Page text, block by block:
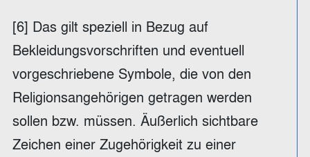
[6] Das gilt speziell in Bezug auf
Bekleidungsvorschriften und eventuell
vorgeschriebene Symbole, die von den
Religionsangehörigen getragen werden
sollen bzw. müssen. Äußerlich sichtbare
Zeichen einer Zugehörigkeit zu einer